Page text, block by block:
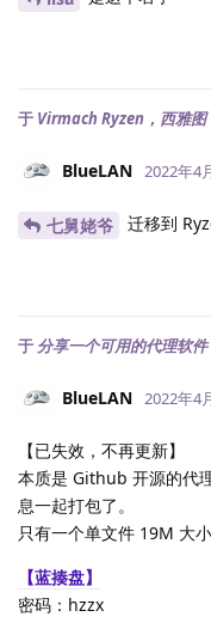
于 Virmach Ryzen，西雅
BlueLAN 2022年4
七舅姥爷 迁移到
于 分享一个可用的代理软件
BlueLAN 2022年4
【已失效，不再更新】
本质是 Github 开源的代
息一起打包了。
只有一个单文件 19M 大
【蓝揍盘】
密码：hzzx